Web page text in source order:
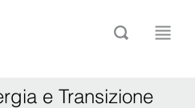
e Transizione